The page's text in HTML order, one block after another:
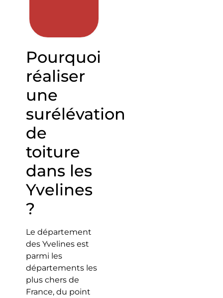
Pourquoi
réaliser
une
surélévation
de
toiture
dans les
Yvelines
?
Le département
des Yvelines est
parmi les
départements les
plus chers de
France, du point